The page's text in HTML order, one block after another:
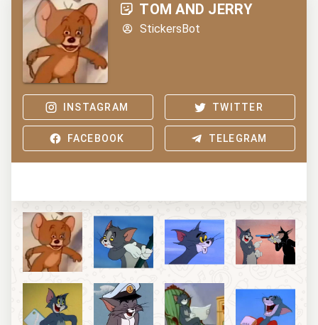
TOM AND JERRY
StickersBot
INSTAGRAM TWITTER
FACEBOOK TELEGRAM